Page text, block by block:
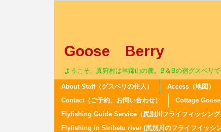
Goose Berry
ようこそ、真狩村は羊蹄山の麓。B＆Bの宿グスベリ
About Staff（グスベリの住人）
Access（地図）
Contact（ご予約、お問い合わせ）
Cottage
Flyfishing Guide Service（尻別川フライフィッシン
Flyfishing in Siribetu river (尻別川のフライフイッシ